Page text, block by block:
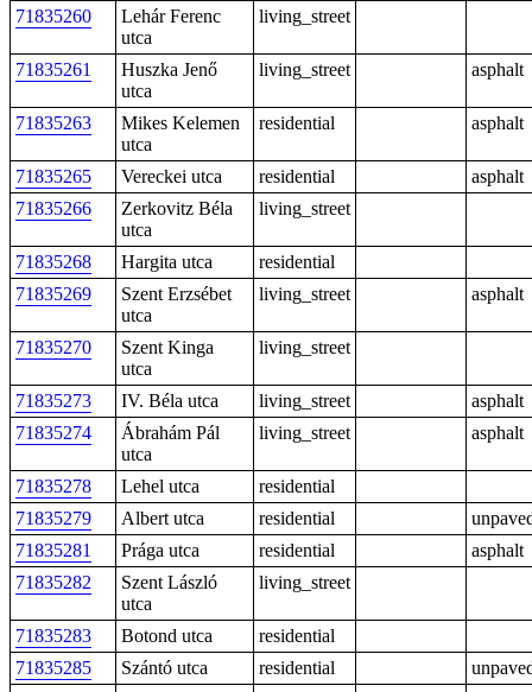
71835260
Lehár Ferenc
utca
living_street
71835261
Huszka Jenő
utca
living_street asphalt
71835263
Mikes Kelemen
utca
residential asphalt
71835265 Vereckei utca residential
asphalt
71835266
Zerkovitz Béla
utca
living_street
71835268 Hargita utca
residential
71835269
Szent Erzsébet
utca
living_street asphalt
71835270
Szent Kinga
utca
living_street
71835273 IV. Béla utca living_street
asphalt
71835274
Ábrahám Pál
utca
living_street asphalt
71835278 Lehel utca
residential
71835279
Albert utca residential
71835281
Prága utca residential
asphalt
71835282
Szent László
utca
living_street
71835283 Botond utca
residential
71835285
Szántó utca residential